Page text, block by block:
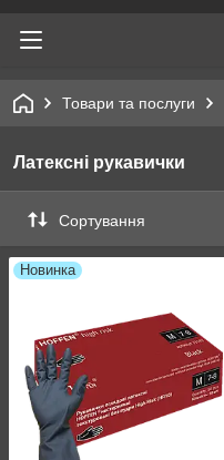
Товари та послуги
Латексні рукавички
Сортування
Новинка